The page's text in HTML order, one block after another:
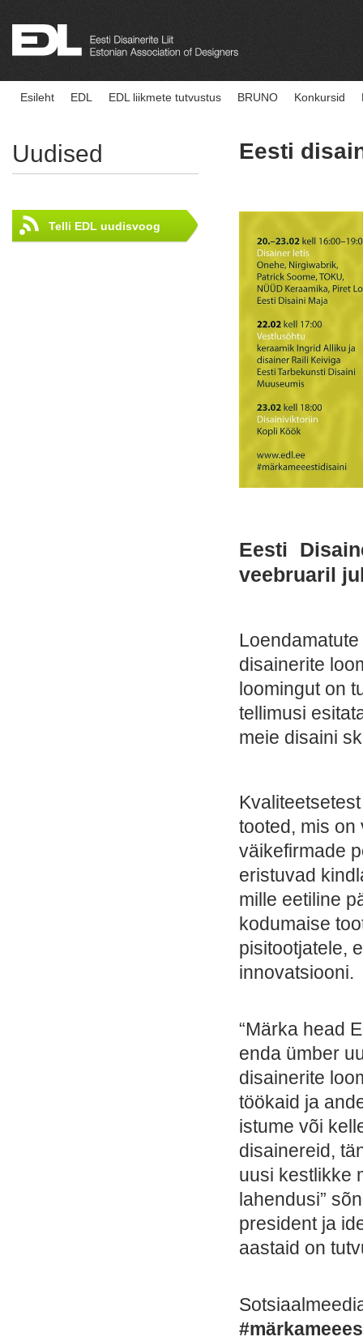
Esileht EDL EDL liikmete tutvustus BRUNO Konkursid
Uudised
Telli EDL uudisvoog
Eesti
Eesti
veebruaril
disainerite
loomingut on
tellimusi
meie disaini
tooted, mis on
väikefirmade
eristuvad
mille eetiline
kodumaise
pisitootjatele,
innovatsiooni.
“Märka head
enda ümber
disainerite
töökaid ja
istume või
disainereid,
uusi kestlikke
lahendusi”
president ja
aastaid on